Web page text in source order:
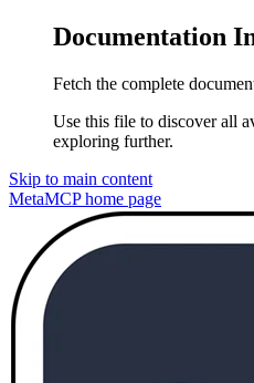
Documentation
Fetch the complete
Use this file to discover all
exploring further.
Skip to main content
MetaMCPhome page